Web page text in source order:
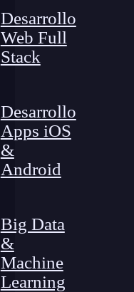
Desarrollo
Web Full
Stack
Desarrollo
Apps iOS
&
Android
Big Data
&
Machine
Learning